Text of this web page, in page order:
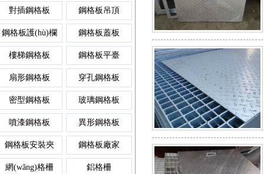
玻璃鋼格板
密型鋼格板
穿孔鋼格板
插接格
防滑
熱鍍鋅
插接鋼格柵板
鍍鋅鋼格柵板
平臺鋼格柵板
樹池蓋板
復(fù)合溝蓋板
插接板
梯踏板
踏步板
對插鋼格板 鋼格板吊頂
鋼格板護(hù)欄 鋼格板蓋板
樓梯鋼格板 鋼格板平臺
扇形鋼格板 穿孔鋼格板
密型鋼格板 玻璃鋼格板
噴漆鋼格板 異形鋼格板
鋼格板安裝夾 鋼格板廠家
網(wǎng)格柵 鋁格柵